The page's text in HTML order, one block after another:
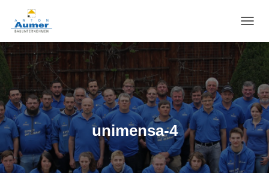
A
A
T
I
O
N
U
M
S
unimensa-4